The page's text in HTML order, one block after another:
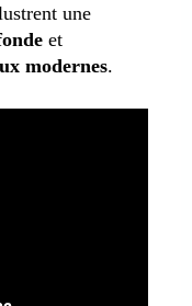
une
et
modernes.